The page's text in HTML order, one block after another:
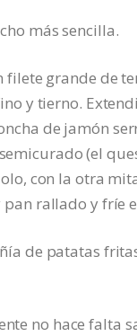
más sencilla.
filete grande de
y tierno.
de jamón
(el
con la otra
pan rallado y fríe
de patatas
no hace falta